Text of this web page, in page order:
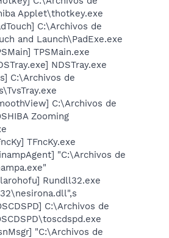
Applet\thotkey.exe
C:\Archivos de
and Launch\PadExe.exe
TPSMain.exe
NDSTray.exe
C:\Archivos de
C:\Archivos de
Zooming
TFncKy.exe
"C:\Archivos de
Rundll32.exe
C:\Archivos de
"C:\Archivos de